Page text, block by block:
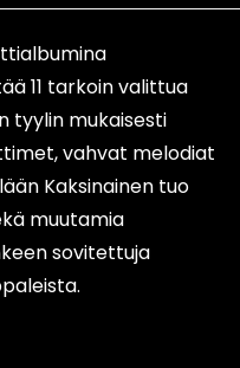
11 tarkoin valittua
tyylin mukaisesti
vahvat melodiat
Kaksinainen tuo
muutamia
sovitettuja